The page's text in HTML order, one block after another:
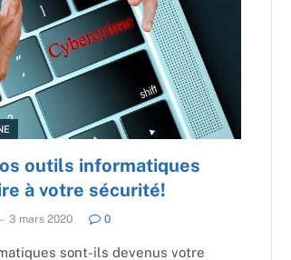
outils informatiques
à votre sécurité!
3 mars 2020 0
sont-ils devenus votre